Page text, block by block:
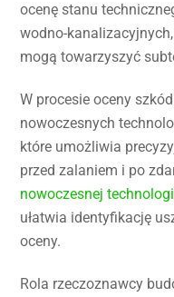
ocenę stanu
wodno-
mogą towarzyszyć
W procesie oceny
nowoczesnych
które umożliwia
przed zalaniem i po
nowoczesnej
ułatwia identyfikację
oceny.
Rola rzeczoznawcy